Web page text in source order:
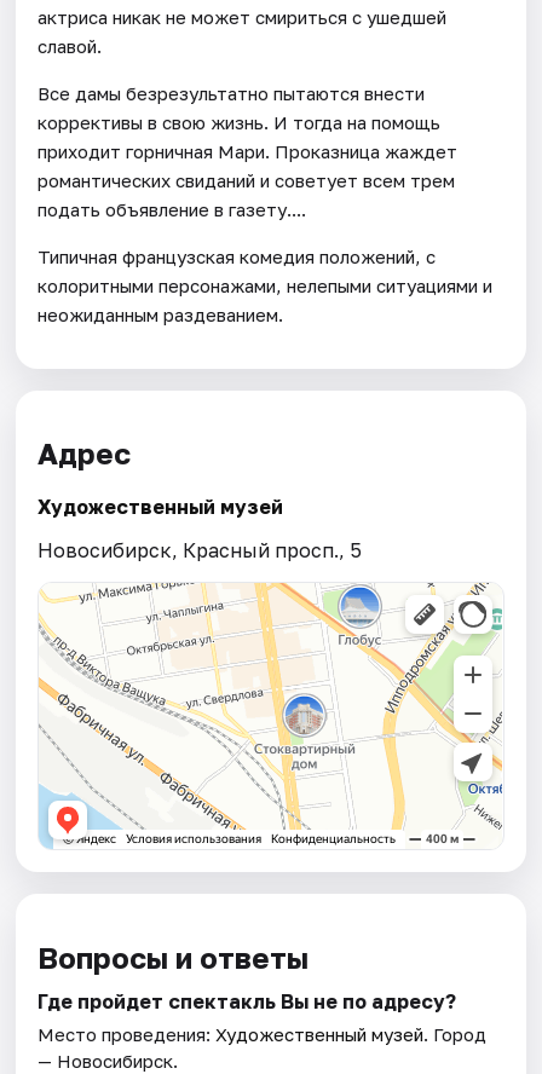
актриса никак не может смириться с ушедшей
славой.
Все дамы безрезультатно пытаются внести
коррективы в свою жизнь. И тогда на помощь
приходит горничная Мари. Проказница жаждет
романтических свиданий и советует всем трем
подать объявление в газету....
Типичная французская комедия положений, с
колоритными персонажами, нелепыми ситуациями и
неожиданным раздеванием.
Адрес
Художественный музей
Новосибирск, Красный просп., 5
Вопросы и ответы
Где пройдет спектакль Вы не по адресу?
Место проведения:Художественный музей. Город
— Новосибирск.